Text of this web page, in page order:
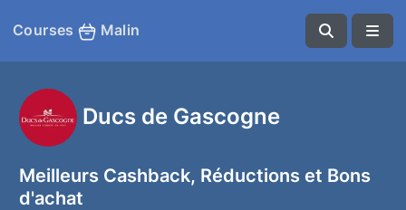
Courses Malin
Ducs de Gascogne
Meilleurs Cashback, Réductions et Bons
d'achat